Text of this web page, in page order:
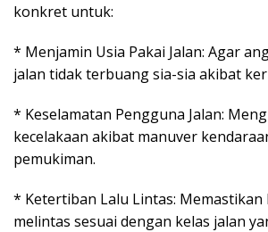
konkret untuk:
* Menjamin Usia Pakai Jalan: Agar
jalan tidak terbuang sia-sia akibat
* Keselamatan Pengguna Jalan:
kecelakaan akibat manuver
pemukiman.
* Ketertiban Lalu Lintas: Memastikan
melintas sesuai dengan kelas jalan